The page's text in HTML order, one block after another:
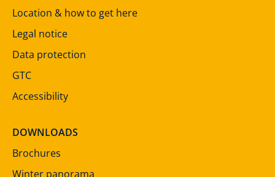
Location & how to get here
Legal notice
Data protection
GTC
Accessibility
DOWNLOADS
Brochures
Winter panorama